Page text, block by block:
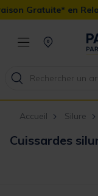
Gratuite* en Relais
Accueil Silure
Cuissardes